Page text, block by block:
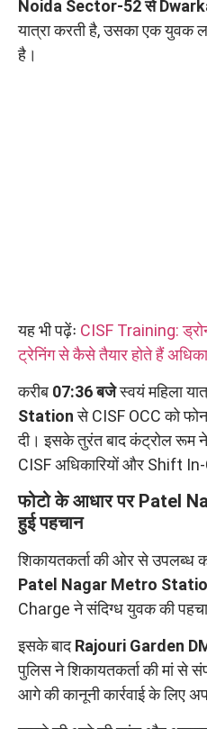
Noida Sector-52 से
यात्रा करती है, उसका एक युवक
है।
यह भी पढ़ेंः CISF Training:
ट्रेनिंग से कैसे तैयार होते हैं
करीब 07:36 बजेस्वयं महिला
Stationसे CISF OCC को
दी। इसके तुरंत बाद कंट्रोल रूम
CISF अधिकारियों और Shift
फोटो के आधार पर Patel
हुई पहचान
शिकायतकर्ता की ओर से उपलब्ध
Patel Nagar Metro
Charge ने संदिग्ध युवक की
इसके बादRajouri Garden
पुलिस ने शिकायतकर्ता की मां से
आगे की कानूनी कार्रवाई के लिए